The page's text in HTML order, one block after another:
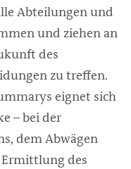
Abteilungen und
und ziehen an
des
zu treffen.
eignet sich
– bei der
dem Abwägen
Ermittlung des